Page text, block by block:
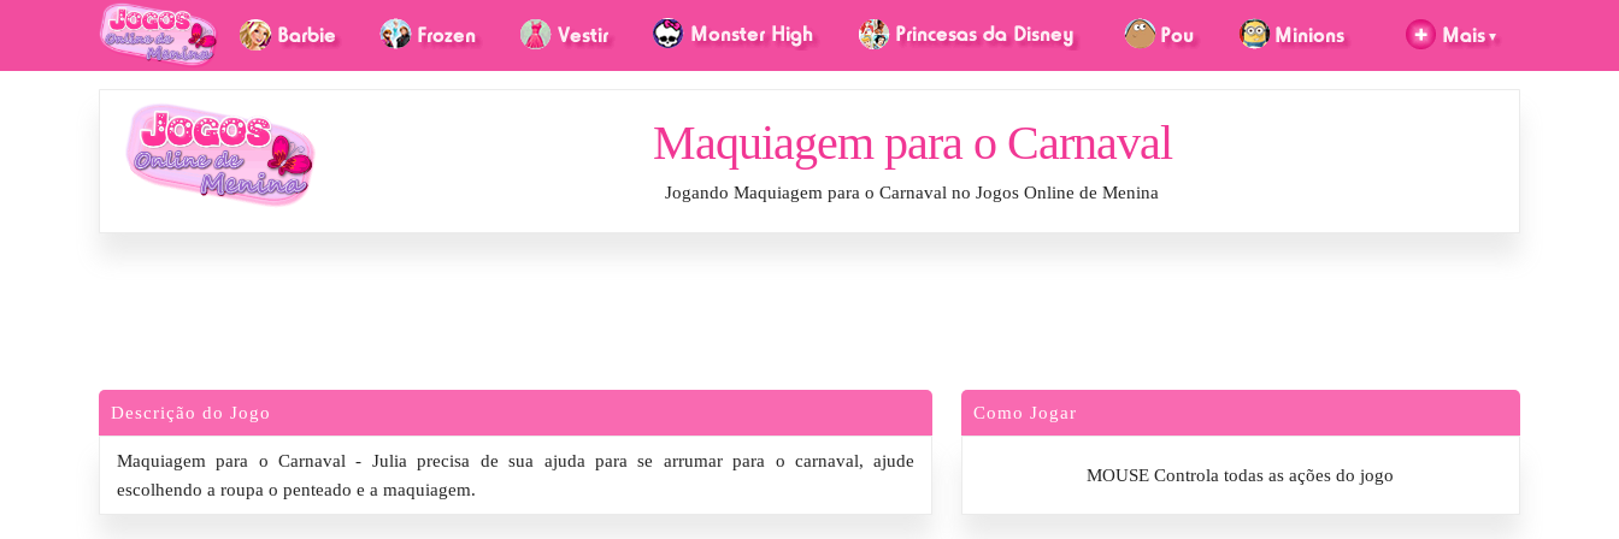
Maquiagem para o Carnaval
Jogando Maquiagem para o Carnaval no Jogos Online de Menina
Descrição do Jogo
Maquiagem para o Carnaval - Julia precisa de sua ajuda para se arrumar para o carnaval, ajude
escolhendo a roupa o penteado e a maquiagem.
Como Jogar
MOUSE Controla todas as ações do jogo